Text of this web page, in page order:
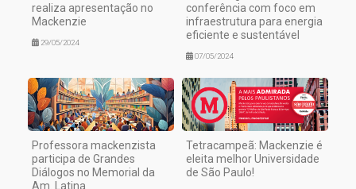
realiza apresentação no
Mackenzie
29/05/2024
conferência com foco em
infraestrutura para energia
eficiente e sustentável
07/05/2024
Professora mackenzista
participa de Grandes
Diálogos no Memorial da
Am. Latina
Tetracampeã: Mackenzie é
eleita melhor Universidade
de São Paulo!